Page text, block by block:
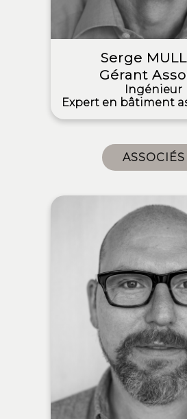
Serge
Gérant
Ingénieur
Expert en bâtiment
ASSOCIÉS